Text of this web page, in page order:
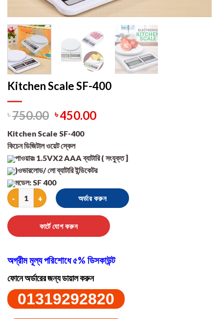
Kitchen Scale SF-400
৳750.00 ৳450.00
Kitchen Scale SF-400
কিচেন ডিজিটাল ওয়েট স্কেল
পাওয়ারঃ 1.5VX2 AAA ব্যাটারি ( সংযুক্ত ]
)ওভারলোড/ লো ব্যাটারি ইন্ডিকেটর
মডেল: SF 400
Kitchen Scale SF-400 quantity
অর্ডার করুন
কার্টে যোগ করুন
অগ্রীম মূল্য পরিশোধে ৫% ডিসকাউন্ট
ফোনে অর্ডারের জন্য ডায়াল করুন
01319292820